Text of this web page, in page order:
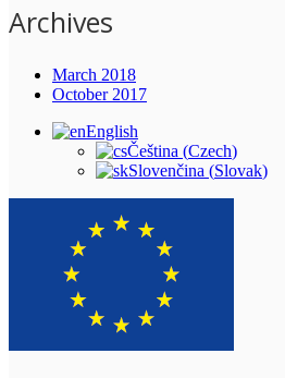
Archives
March 2018
October 2017
English
Čeština (Czech)
Slovenčina (Slovak)